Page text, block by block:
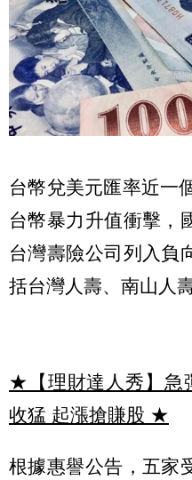
台幣兌美元匯率近一
台幣暴力升值衝擊，
台灣壽險公司列入負
括台灣人壽、南山人
★【理財達人秀】急
收猛 起漲搶賺股 ★
根據惠譽公告，五家